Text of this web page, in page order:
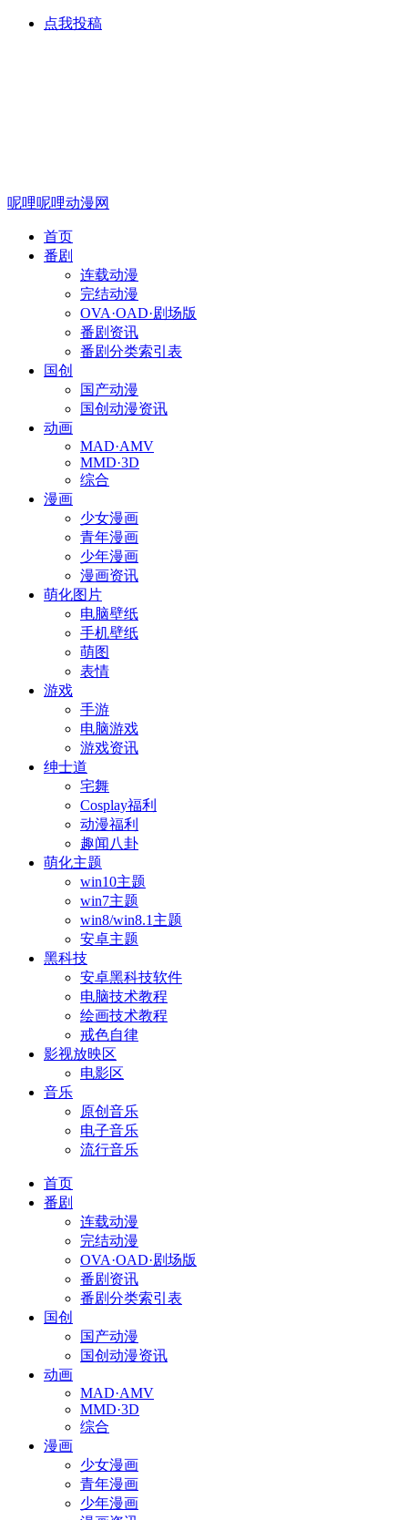
点我投稿
呢哩呢哩动漫网
首页
番剧
连载动漫
完结动漫
OVA·OAD·剧场版
番剧资讯
番剧分类索引表
国创
国产动漫
国创动漫资讯
动画
MAD·AMV
MMD·3D
综合
漫画
少女漫画
青年漫画
少年漫画
漫画资讯
萌化图片
电脑壁纸
手机壁纸
萌图
表情
游戏
手游
电脑游戏
游戏资讯
绅士道
宅舞
Cosplay福利
动漫福利
趣闻八卦
萌化主题
win10主题
win7主题
win8/win8.1主题
安卓主题
黑科技
安卓黑科技软件
电脑技术教程
绘画技术教程
戒色自律
影视放映区
电影区
音乐
原创音乐
电子音乐
流行音乐
首页
番剧
连载动漫
完结动漫
OVA·OAD·剧场版
番剧资讯
番剧分类索引表
国创
国产动漫
国创动漫资讯
动画
MAD·AMV
MMD·3D
综合
漫画
少女漫画
青年漫画
少年漫画